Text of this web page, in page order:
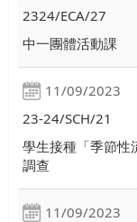
2324/ECA/27
中一團體活動課
11/09/2023
23-24/SCH/21
學生接種「季節性
調查
11/09/2023